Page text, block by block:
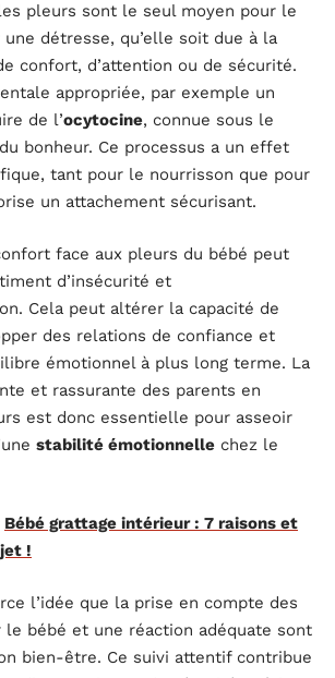
pleurs sont le seul moyen pour le
détresse, qu’elle soit due à la
confort, d’attention ou de sécurité.
appropriée, par exemple un
de l’ocytocine, connue sous le
bonheur. Ce processus a un effet
tant pour le nourrisson que pour
un attachement sécurisant.
face aux pleurs du bébé peut
d’insécurité et
Cela peut altérer la capacité de
des relations de confiance et
émotionnel à plus long terme. La
et rassurante des parents en
est donc essentielle pour asseoir
stabilité émotionnelle chez le
Bébé grattage intérieur : 7 raisons et
!
l’idée que la prise en compte des
le bébé et une réaction adéquate sont
bien-être. Ce suivi attentif contribue